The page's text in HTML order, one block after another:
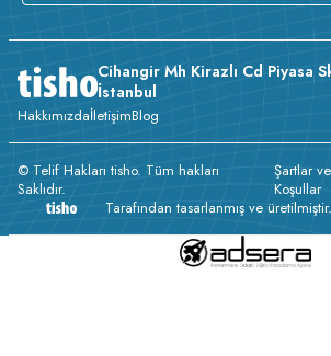
Cihangir Mh Kirazlı Cd Piyasa
İstanbul
HakkımızdaİletişimBlog
© Telif Hakları tisho. Tüm hakları
Saklıdır.
Şartlar ve
Koşullar
Tarafından tasarlanmış ve